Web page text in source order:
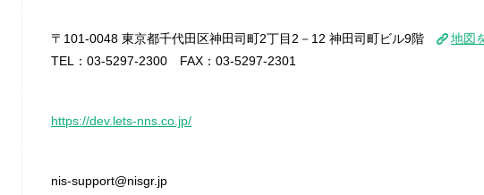
〒101-0048 東京都千代田区神田司町2丁目2－12 神田司町ビル9階
地図
TEL：03-5297-2300 FAX：03-5297-2301
https://dev.lets-nns.co.jp/
nis-support@nisgr.jp